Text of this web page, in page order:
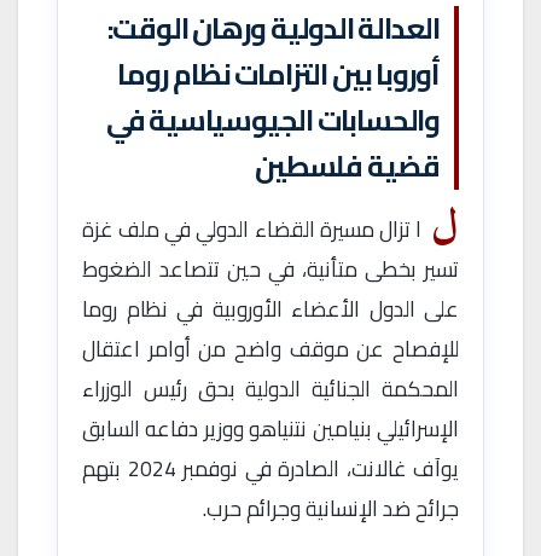
العدالة الدولية ورهان الوقت:
أوروبا بين التزامات نظام روما
والحسابات الجيوسياسية في
قضية فلسطين
ل ا تزال مسيرة القضاء الدولي في ملف غزة
تسير بخطى متأنية، في حين تتصاعد الضغوط
على الدول الأعضاء الأوروبية في نظام روما
للإفصاح عن موقف واضح من أوامر اعتقال
المحكمة الجنائية الدولية بحق رئيس الوزراء
الإسرائيلي بنيامين نتنياهو ووزير دفاعه السابق
يوآف غالانت، الصادرة في نوفمبر 2024 بتهم
جرائح ضد الإنسانية وجرائم حرب.